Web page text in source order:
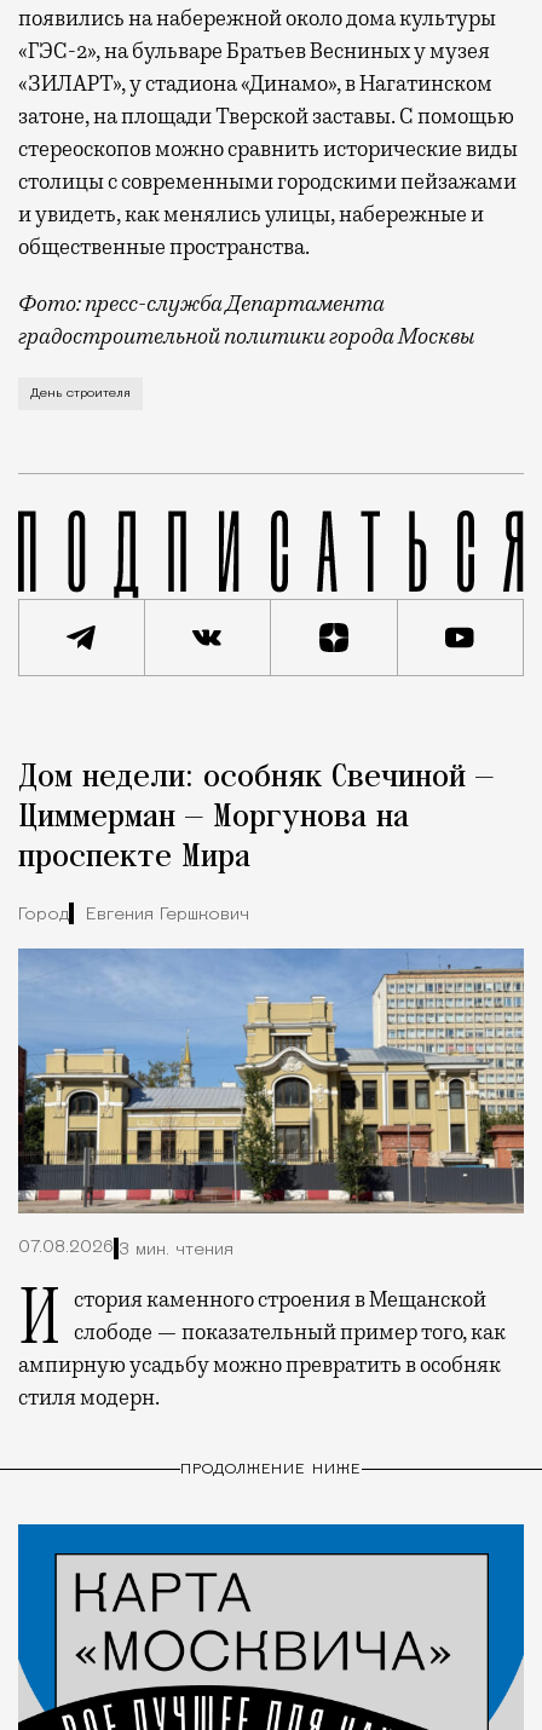
появились на набережной около дома культуры
«ГЭС-2», на бульваре Братьев Весниных у музея
«ЗИЛАРТ», у стадиона «Динамо», в Нагатинском
затоне, на площади Тверской заставы. С помощью
стереоскопов можно сравнить исторические виды
столицы с современными городскими пейзажами
и увидеть, как менялись улицы, набережные и
общественные пространства.
Фото: пресс-служба Департамента
градостроительной политики города Москвы
В этом году профессиональный праздник День
День строителя
Город
Дом недели: особняк Свечиной —
Циммерман — Моргунова на
проспекте Мира
Город Евгения Гершкович
07.08.2026 3 мин. чтения
История каменного строения в Мещанской слободе — показательный пример того, как
ампирную усадьбу можно превратить в особняк
стиля модерн.
ПРОДОЛЖЕНИЕ НИЖЕ